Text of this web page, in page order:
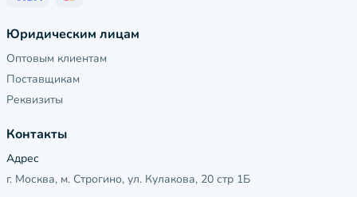
Юридическим лицам
Оптовым клиентам
Поставщикам
Реквизиты
Контакты
Адрес
г. Москва, м. Строгино, ул. Кулакова, 20 стр 1Б